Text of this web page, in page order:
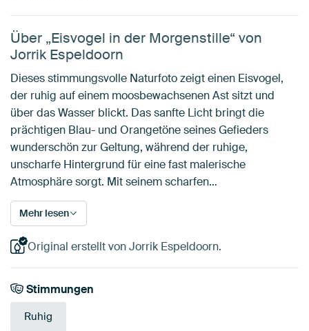
Über „Eisvogel in der Morgenstille“ von
Jorrik Espeldoorn
Dieses stimmungsvolle Naturfoto zeigt einen Eisvogel,
der ruhig auf einem moosbewachsenen Ast sitzt und
über das Wasser blickt. Das sanfte Licht bringt die
prächtigen Blau- und Orangetöne seines Gefieders
wunderschön zur Geltung, während der ruhige,
unscharfe Hintergrund für eine fast malerische
Atmosphäre sorgt. Mit seinem scharfen…
Mehr lesen
Original erstellt von Jorrik Espeldoorn.
Stimmungen
Ruhig